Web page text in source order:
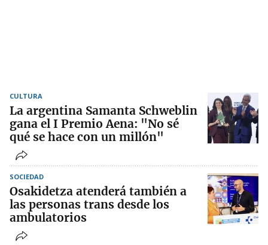
CULTURA
La argentina Samanta Schweblin
gana el I Premio Aena: "No sé
qué se hace con un millón"
SOCIEDAD
Osakidetza atenderá también a
las personas trans desde los
ambulatorios